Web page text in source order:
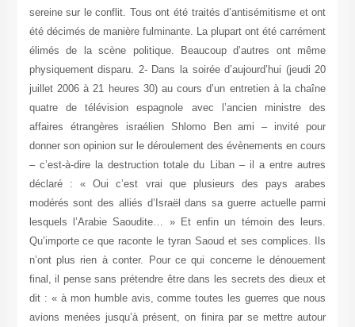
sereine sur le conflit. Tous ont été traités d’antisémitisme et ont
été décimés de manière fulminante. La plupart ont été carrément
élimés de la scène politique. Beaucoup d’autres ont même
physiquement disparu. 2- Dans la soirée d’aujourd’hui (jeudi 20
juillet 2006 à 21 heures 30) au cours d’un entretien à la chaîne
quatre de télévision espagnole avec l’ancien ministre des
affaires étrangères israélien Shlomo Ben ami – invité pour
donner son opinion sur le déroulement des évènements en cours
– c’est-à-dire la destruction totale du Liban – il a entre autres
déclaré : « Oui c’est vrai que plusieurs des pays arabes
modérés sont des alliés d’Israël dans sa guerre actuelle parmi
lesquels l’Arabie Saoudite… » Et enfin un témoin des leurs.
Qu’importe ce que raconte le tyran Saoud et ses complices. Ils
n’ont plus rien à conter. Pour ce qui concerne le dénouement
final, il pense sans prétendre être dans les secrets des dieux et
dit : « à mon humble avis, comme toutes les guerres que nous
avions menées jusqu’à présent, on finira par se mettre autour